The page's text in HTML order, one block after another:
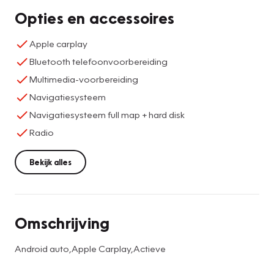
Opties en accessoires
Apple carplay
Bluetooth telefoonvoorbereiding
Multimedia-voorbereiding
Navigatiesysteem
Navigatiesysteem full map + hard disk
Radio
Bekijk alles
Omschrijving
Android auto,Apple Carplay,Actieve